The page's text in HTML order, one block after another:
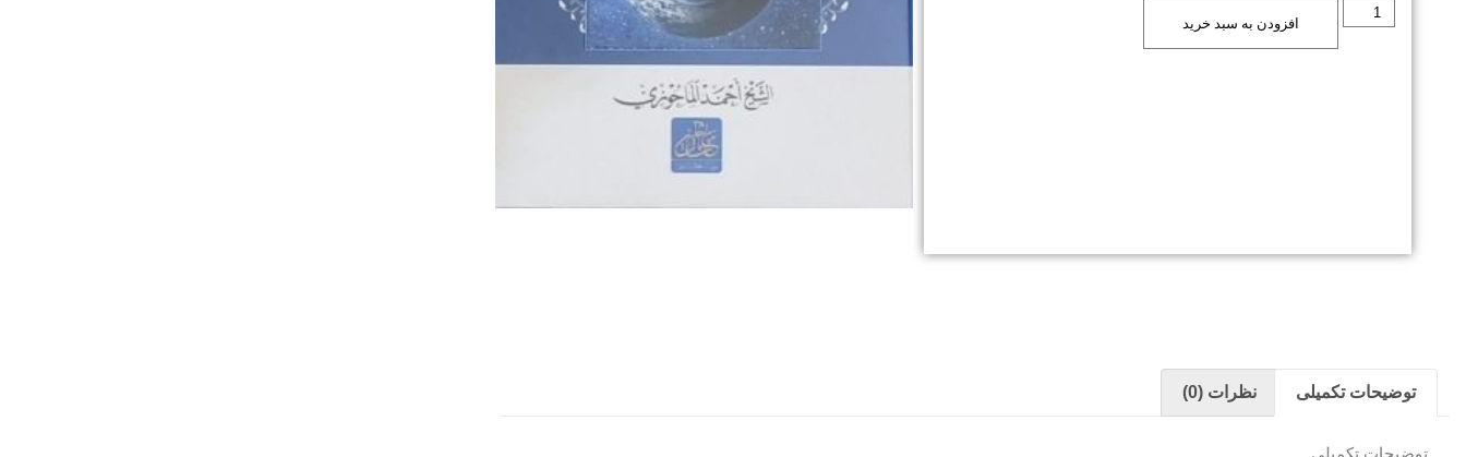
افزودن به سبد خرید
توضیحات تکمیلی نظرات (0)
توضیحات تکمیلی